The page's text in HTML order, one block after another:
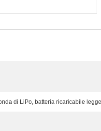
di LiPo, batteria ricaricabile